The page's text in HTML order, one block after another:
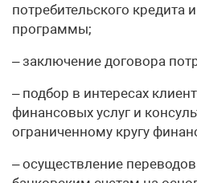
потребительского кредита
программы;
– заключение договора
– подбор в интересах
финансовых услуг и
ограниченному кругу
– осуществление